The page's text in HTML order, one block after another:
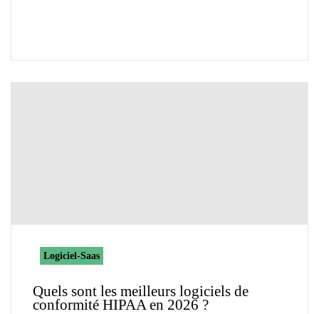
Logiciel-Saas
Quels sont les meilleurs logiciels de
conformité HIPAA en 2026 ?